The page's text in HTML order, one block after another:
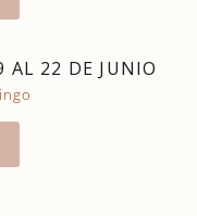
AL 22 DE JUNIO